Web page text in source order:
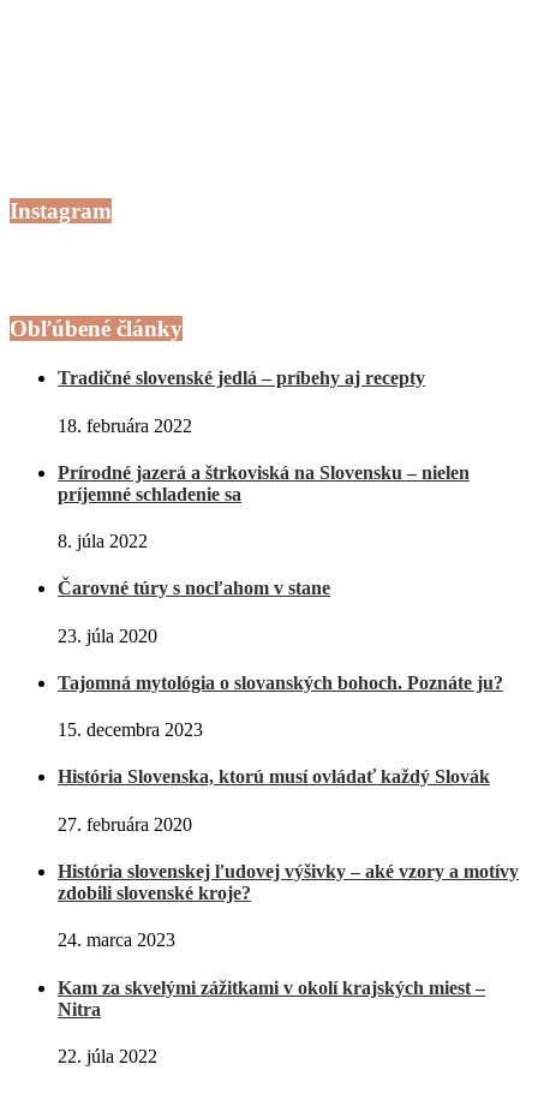
Instagram
Obľúbené články
Tradičné slovenské jedlá – príbehy aj recepty
18. februára 2022
Prírodné jazerá a štrkoviská na Slovensku – nielen
príjemné schladenie sa
8. júla 2022
Čarovné túry s nocľahom v stane
23. júla 2020
Tajomná mytológia o slovanských bohoch. Poznáte ju?
15. decembra 2023
História Slovenska, ktorú musí ovládať každý Slovák
27. februára 2020
História slovenskej ľudovej výšivky – aké vzory a motívy
zdobili slovenské kroje?
24. marca 2023
Kam za skvelými zážitkami v okolí krajských miest –
Nitra
22. júla 2022